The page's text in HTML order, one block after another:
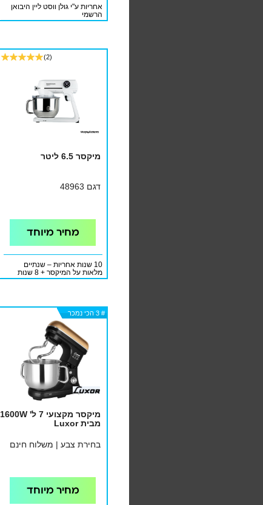
אחריות ע"י גולן ווסט ליין היבואן
הרשמי
(2)
מיקסר 6.5 ליטר
דגם 48963
מחיר מיוחד
10 שנות אחריות – שנתיים
מלאות על המיקסר + 8 שנות
אחריות למנוע
# 3 הכי נמכר
# 3 הכי נמכר
# 3 הכי נמכר
מיקסר מקצועי 7 ל' 1600W
מבית Luxor
בחירת צבע | משלוח חינם
מחיר מיוחד